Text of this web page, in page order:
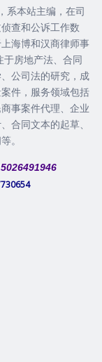
系本站主编，在司
查和公诉工作数
海博和汉商律师事
于房地产法、合同
公司法的研究，成
件，服务领域包括
事案件代理、企业
合同文本的起草、
。